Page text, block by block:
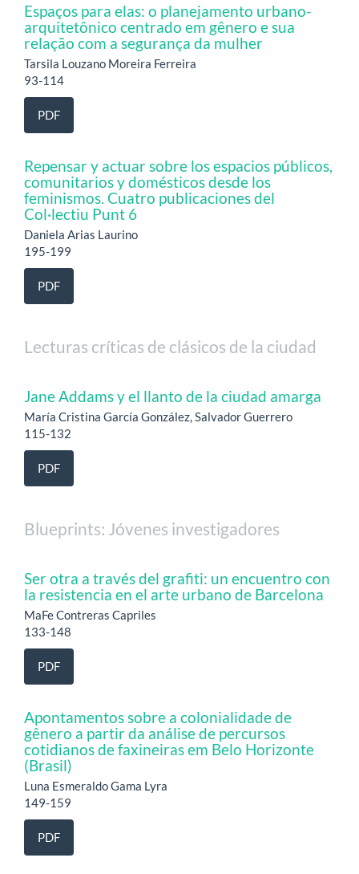
Espaços para elas: o planejamento urbano-
arquitetônico centrado em gênero e sua
relação com a segurança da mulher
Tarsila Louzano Moreira Ferreira
93-114
PDF
Repensar y actuar sobre los espacios públicos,
comunitarios y domésticos desde los
feminismos. Cuatro publicaciones del
Col·lectiu Punt 6
Daniela Arias Laurino
195-199
PDF
Lecturas críticas de clásicos de la ciudad
Jane Addams y el llanto de la ciudad amarga
María Cristina García González, Salvador Guerrero
115-132
PDF
Blueprints: Jóvenes investigadores
Ser otra a través del grafiti: un encuentro con
la resistencia en el arte urbano de Barcelona
MaFe Contreras Capriles
133-148
PDF
Apontamentos sobre a colonialidade de
gênero a partir da análise de percursos
cotidianos de faxineiras em Belo Horizonte
(Brasil)
Luna Esmeraldo Gama Lyra
149-159
PDF